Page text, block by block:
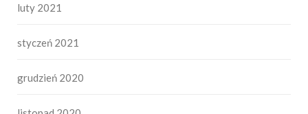
luty 2021
styczeń 2021
grudzień 2020